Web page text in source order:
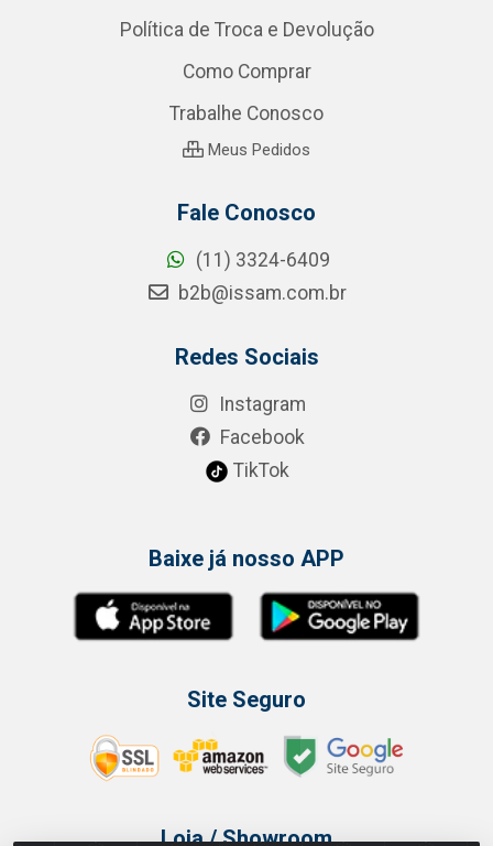
Política de Troca e Devolução
Como Comprar
Trabalhe Conosco
Meus Pedidos
Fale Conosco
(11) 3324-6409
b2b@issam.com.br
Redes Sociais
Instagram
Facebook
TikTok
Baixe já nosso APP
Site Seguro
Loja / Showroom